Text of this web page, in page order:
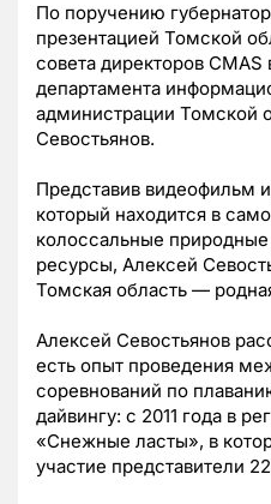
По поручению
презентацией Томской
совета директоров
департамента
администрации Томской
Севостьянов.
Представив видеофильм
который находится в
колоссальные
ресурсы, Алексей
Томская область —
Алексей Севостьянов
есть опыт проведения
соревнований по
дайвингу: с 2011 года в
«Снежные ласты», в
участие представители